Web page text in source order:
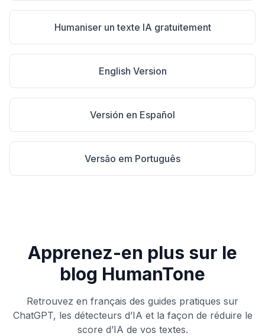
Humaniser un texte IA gratuitement
English Version
Versión en Español
Versão em Português
Apprenez-en plus sur le
blog HumanTone
Retrouvez en français des guides pratiques sur
ChatGPT, les détecteurs d’IA et la façon de réduire le
score d’IA de vos textes.